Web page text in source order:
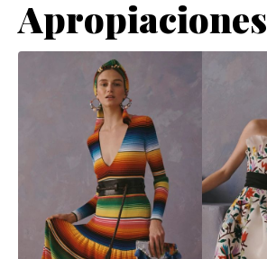
Apropiaciones